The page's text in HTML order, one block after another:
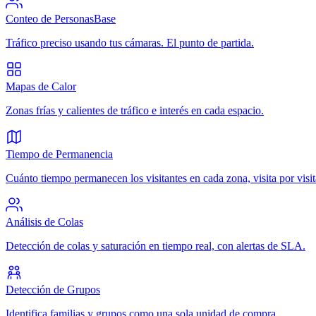
Conteo de PersonasBase
Tráfico preciso usando tus cámaras. El punto de partida.
Mapas de Calor
Zonas frías y calientes de tráfico e interés en cada espacio.
Tiempo de Permanencia
Cuánto tiempo permanecen los visitantes en cada zona, visita por
Análisis de Colas
Detección de colas y saturación en tiempo real, con alertas de SLA.
Detección de Grupos
Identifica familias y grupos como una sola unidad de compra.